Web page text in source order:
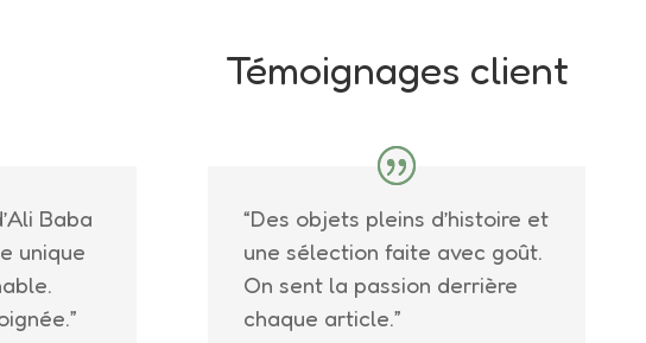
Témoignages client
Baba
unique
“Des objets pleins d’histoire et
une sélection faite avec goût.
On sent la passion derrière
chaque article.”